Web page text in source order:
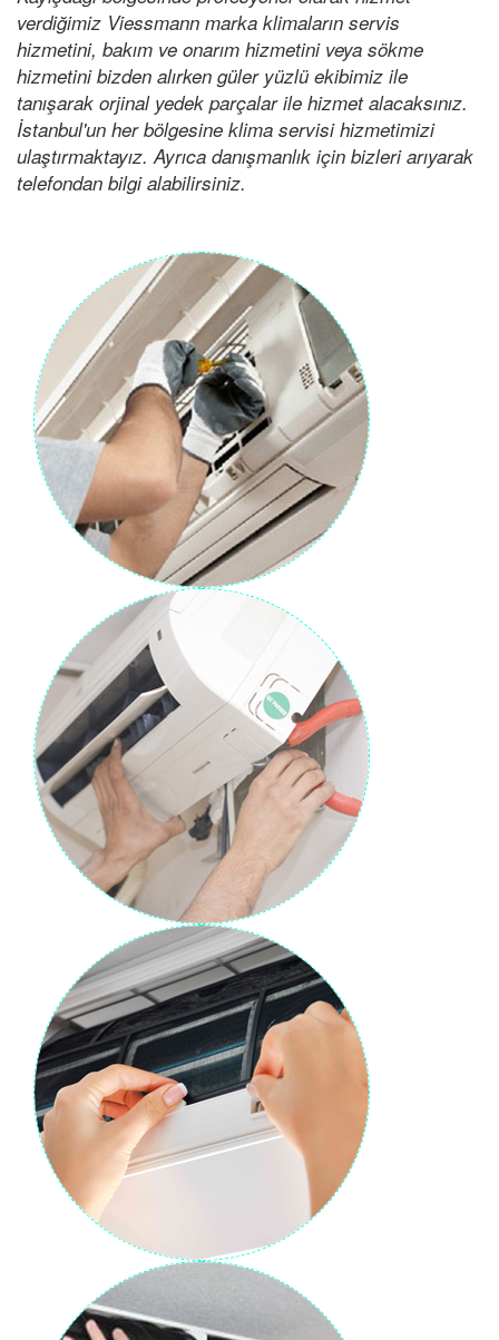
verdiğimiz Viessmann marka klimaların servis
hizmetini, bakım ve onarım hizmetini veya sökme
hizmetini bizden alırken güler yüzlü ekibimiz ile
tanışarak orjinal yedek parçalar ile hizmet alacaksınız.
İstanbul'un her bölgesine klima servisi hizmetimizi
ulaştırmaktayız. Ayrıca danışmanlık için bizleri arıyarak
telefondan bilgi alabilirsiniz.